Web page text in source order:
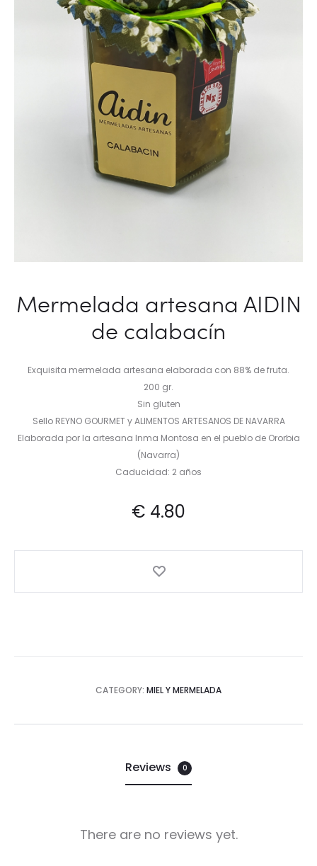
Mermelada artesana AIDIN
de calabacín
Exquisita mermelada artesana elaborada con 88% de fruta.
200 gr.
Sin gluten
Sello REYNO GOURMET y ALIMENTOS ARTESANOS DE NAVARRA
Elaborada por la artesana Inma Montosa en el pueblo de Ororbia
(Navarra)
Caducidad: 2 años
€ 4.80
CATEGORY: MIEL Y MERMELADA
Reviews 0
There are no reviews yet.